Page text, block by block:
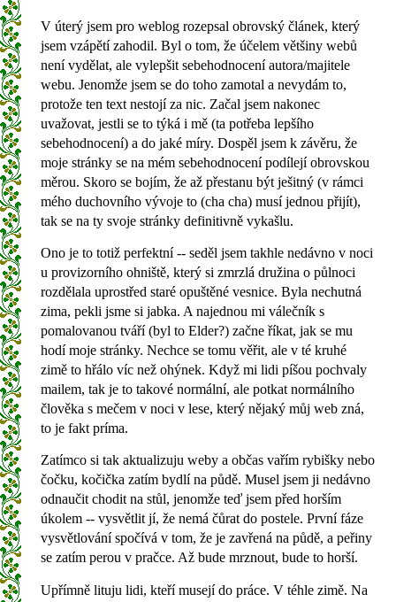
V úterý jsem pro weblog rozepsal obrovský článek, který
jsem vzápětí zahodil. Byl o tom, že účelem většiny webů
není vydělat, ale vylepšit sebehodnocení autora/majitele
webu. Jenomže jsem se do toho zamotal a nevydám to,
protože ten text nestojí za nic. Začal jsem nakonec
uvažovat, jestli se to týká i mě (ta potřeba lepšího
sebehodnocení) a do jaké míry. Dospěl jsem k závěru, že
moje stránky se na mém sebehodnocení podílejí obrovskou
měrou. Skoro se bojím, že až přestanu být ješitný (v rámci
mého duchovního vývoje to (cha cha) musí jednou přijít),
tak se na ty svoje stránky definitivně vykašlu.
Ono je to totiž perfektní -- seděl jsem takhle nedávno v noci
u provizorního ohniště, který si zmrzlá družina o půlnoci
rozdělala uprostřed staré opuštěné vesnice. Byla nechutná
zima, pekli jsme si jabka. A najednou mi válečník s
pomalovanou tváří (byl to Elder?) začne říkat, jak se mu
hodí moje stránky. Nechce se tomu věřit, ale v té kruhé
zimě to hřálo víc než ohýnek. Když mi lidi píšou pochvaly
mailem, tak je to takové normální, ale potkat normálního
člověka s mečem v noci v lese, který nějaký můj web zná,
to je fakt príma.
Zatímco si tak aktualizuju weby a občas vařím rybišky nebo
čočku, kočička zatím bydlí na půdě. Musel jsem ji nedávno
odnaučit chodit na stůl, jenomže teď jsem před horším
úkolem -- vysvětlit jí, že nemá čůrat do postele. První fáze
vysvětlování spočívá v tom, že je zavřená na půdě, a peřiny
se zatím perou v pračce. Až bude mrznout, bude to horší.
Upřímně lituju lidi, kteří musejí do práce. V téhle zimě. Na